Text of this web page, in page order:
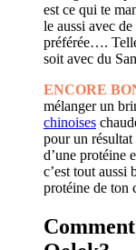
est ce qui te
le aussi avec de
préférée….
soit avec du
ENCORE
mélanger un
chinoises
pour un résultat
d’une protéine
c’est tout aussi
protéine de ton